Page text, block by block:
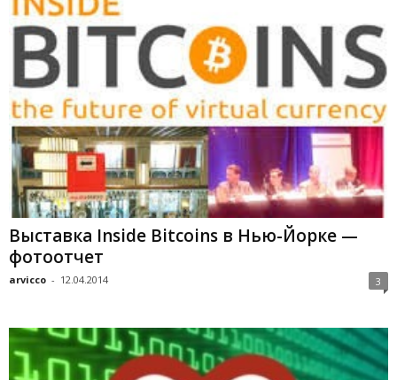
Выставка Inside Bitcoins в Нью-Йорке —
фотоотчет
arvicco - 12.04.2014 3